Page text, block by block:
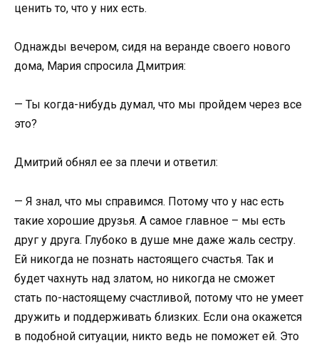
ценить то, что у них есть.
Однажды вечером, сидя на веранде своего нового
дома, Мария спросила Дмитрия:
— Ты когда-нибудь думал, что мы пройдем через все
это?
Дмитрий обнял ее за плечи и ответил:
— Я знал, что мы справимся. Потому что у нас есть
такие хорошие друзья. А самое главное – мы есть
друг у друга. Глубоко в душе мне даже жаль сестру.
Ей никогда не познать настоящего счастья. Так и
будет чахнуть над златом, но никогда не сможет
стать по-настоящему счастливой, потому что не умеет
дружить и поддерживать близких. Если она окажется
в подобной ситуации, никто ведь не поможет ей. Это